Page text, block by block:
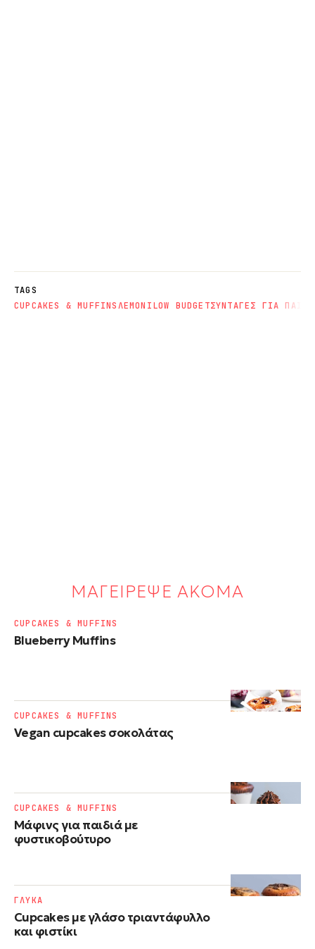
TAGS
CUPCAKES & MUFFINSΛΕΜΟΝΙLOW BUDGETΣΥΝΤΑΓΕΣ ΓΙΑ
ΜΑΓΕΙΡΕΨΕ ΑΚΟΜΑ
Blueberry Muffins
CUPCAKES & MUFFINS
Vegan cupcakes σοκολάτας
CUPCAKES & MUFFINS
Μάφινς για παιδιά με
φυστικοβούτυρο
CUPCAKES & MUFFINS
Cupcakes με γλάσο τριαντάφυλλο
και φιστίκι
ΓΛΥΚΑ